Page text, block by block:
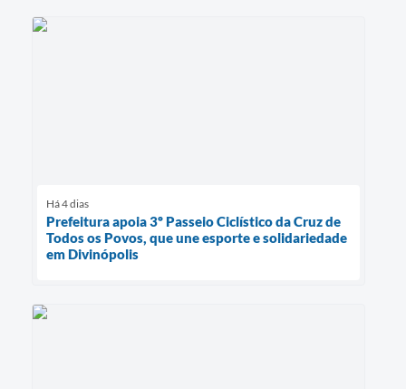
Há 4 dias
Prefeitura apoia 3º Passeio Ciclístico da Cruz de
Todos os Povos, que une esporte e solidariedade
em Divinópolis